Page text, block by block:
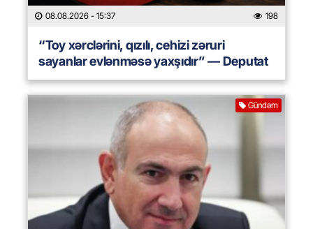
08.08.2026 - 15:37 198
“Toy xərclərini, qızılı, cehizi zəruri
sayanlar evlənməsə yaxşıdır” — Deputat
Gündəm